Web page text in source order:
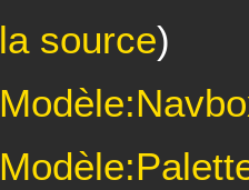
la source)